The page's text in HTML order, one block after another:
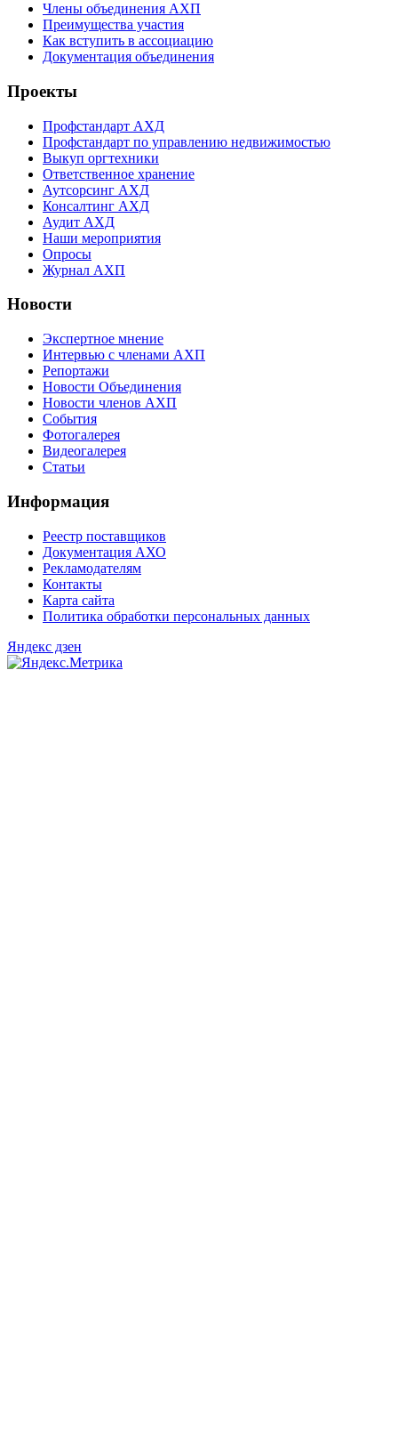
Члены объединения АХП
Преимущества участия
Как вступить в ассоциацию
Документация объединения
Проекты
Профстандарт АХД
Профстандарт по управлению недвижимостью
Выкуп оргтехники
Ответственное хранение
Аутсорсинг АХД
Консалтинг АХД
Аудит АХД
Наши мероприятия
Опросы
Журнал АХП
Новости
Экспертное мнение
Интервью с членами АХП
Репортажи
Новости Объединения
Новости членов АХП
События
Фотогалерея
Видеогалерея
Статьи
Информация
Реестр поставщиков
Документация АХО
Рекламодателям
Контакты
Карта сайта
Политика обработки персональных данных
Яндекс дзен